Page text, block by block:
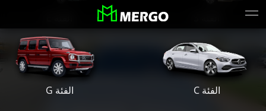
الفئة C الفئة G